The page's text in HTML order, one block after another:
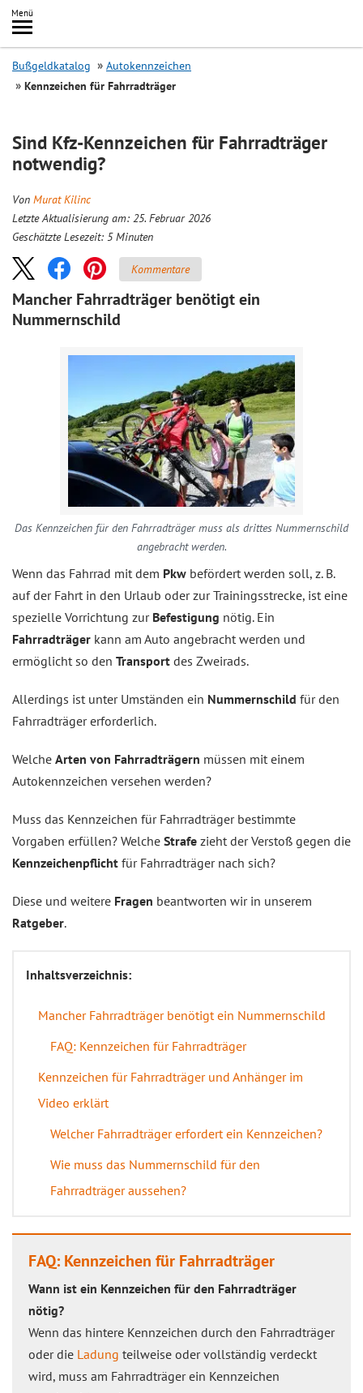
Inhalt
springen
Menü
Search
Bußgeldkatalog
Autokennzeichen
Kennzeichen für Fahrradträger
Sind Kfz-Kennzeichen für Fahrradträger
notwendig?
Von Murat Kilinc
Letzte Aktualisierung am: 25. Februar 2026
Geschätzte Lesezeit: 5 Minuten
Kommentare
Mancher Fahrradträger benötigt ein
Nummernschild
Das Kennzeichen für den Fahrradträger muss als drittes Nummernschild
angebracht werden.
Wenn das Fahrrad mit dem Pkw befördert werden soll, z. B.
auf der Fahrt in den Urlaub oder zur Trainingsstrecke, ist eine
spezielle Vorrichtung zur Befestigung nötig. Ein
Fahrradträger kann am Auto angebracht werden und
ermöglicht so den Transport des Zweirads.
Allerdings ist unter Umständen ein Nummernschild für den
Fahrradträger erforderlich.
Welche Arten von Fahrradträgern müssen mit einem
Autokennzeichen versehen werden?
Muss das Kennzeichen für Fahrradträger bestimmte
Vorgaben erfüllen? Welche Strafe zieht der Verstoß gegen die
Kennzeichenpflicht für Fahrradträger nach sich?
Diese und weitere Fragen beantworten wir in unserem
Ratgeber.
Inhaltsverzeichnis:
Mancher Fahrradträger benötigt ein Nummernschild
FAQ: Kennzeichen für Fahrradträger
Kennzeichen für Fahrradträger und Anhänger im
Video erklärt
Welcher Fahrradträger erfordert ein Kennzeichen?
Wie muss das Nummernschild für den
Fahrradträger aussehen?
FAQ: Kennzeichen für Fahrradträger
Wann ist ein Kennzeichen für den Fahrradträger
nötig?
Wenn das hintere Kennzeichen durch den Fahrradträger
oder die Ladung teilweise oder vollständig verdeckt
wird, muss am Fahrradträger ein Kennzeichen